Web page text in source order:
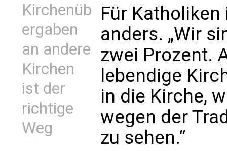
Kirchenüb
ergaben
an andere
Kirchen
ist der
richtige
Weg
Für
anders. „Wir
zwei Prozent.
lebendige
in die Kirche,
wegen der
zu sehen.“